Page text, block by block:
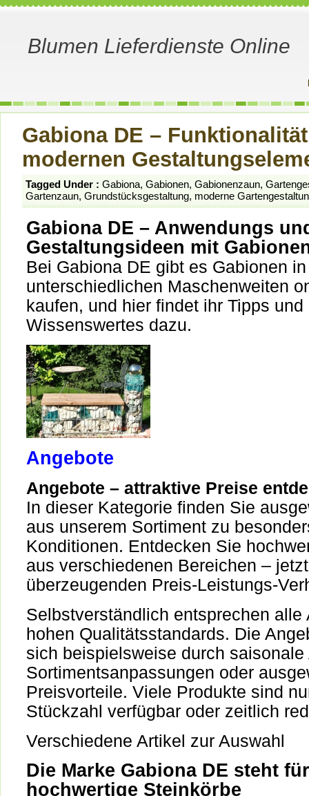
Blumen Lieferdienste Online
Gabiona DE –
modernen
Tagged Under : Gabiona, Gabionen, Gabionenzaun,
Gartenzaun, Grundstücksgestaltung, moderne
Gabiona DE – Anwendungs
Gestaltungsideen mit
Bei Gabiona DE gibt es Gabionen in
unterschiedlichen Maschenweiten
kaufen, und hier findet ihr Tipps und
Wissenswertes dazu.
Angebote
Angebote – attraktive Preise
In dieser Kategorie finden Sie
aus unserem Sortiment zu
Konditionen. Entdecken Sie
aus verschiedenen Bereichen –
überzeugenden Preis-Leistungs-
Selbstverständlich entsprechen alle
hohen Qualitätsstandards. Die
sich beispielsweise durch saisonale
Sortimentsanpassungen oder
Preisvorteile. Viele Produkte sind
Stückzahl verfügbar oder zeitlich
Verschiedene Artikel zur Auswahl
Die Marke Gabiona DE steht für
hochwertige Steinkörbe